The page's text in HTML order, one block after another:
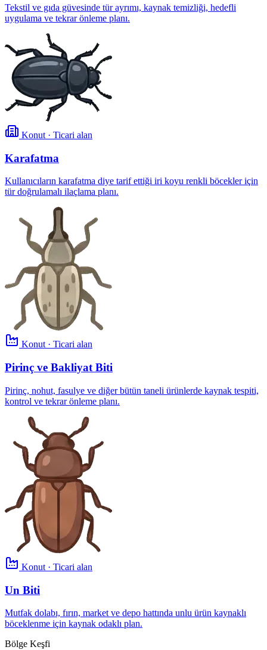
Tekstil ve gıda güvesinde tür ayrımı, kaynak temizliği, hedefli
uygulama ve tekrar önleme planı.
Konut · Ticari alan
Karafatma
Kullanıcıların karafatma diye tarif ettiği iri koyu renkli böcekler için
tür doğrulamalı ilaçlama planı.
Konut · Ticari alan
Pirinç ve Bakliyat Biti
Pirinç, nohut, fasulye ve diğer bütün taneli ürünlerde kaynak tespiti,
kontrol ve tekrar önleme planı.
Konut · Ticari alan
Un Biti
Mutfak dolabı, fırın, market ve depo hattında unlu ürün kaynaklı
böceklenme için kaynak odaklı plan.
Bölge Keşfi